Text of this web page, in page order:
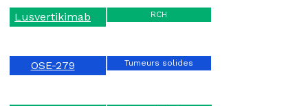
Lusvertikimab RCH
OSE-279 Tumeurs solides